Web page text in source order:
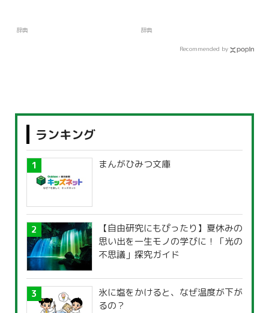
辞典 辞典
Recommended by
ランキング
まんがひみつ文庫
【自由研究にもぴったり】夏休みの
思い出を一生モノの学びに！「光の
不思議」探究ガイド
氷に塩をかけると、なぜ温度が下が
るの？